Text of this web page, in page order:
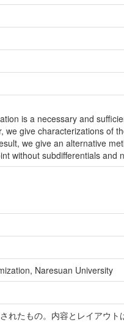
is a necessary and
give characterizations of
we give an alternative
without subdifferentials and
Naresuan University
れたもの。内容とレイアウト